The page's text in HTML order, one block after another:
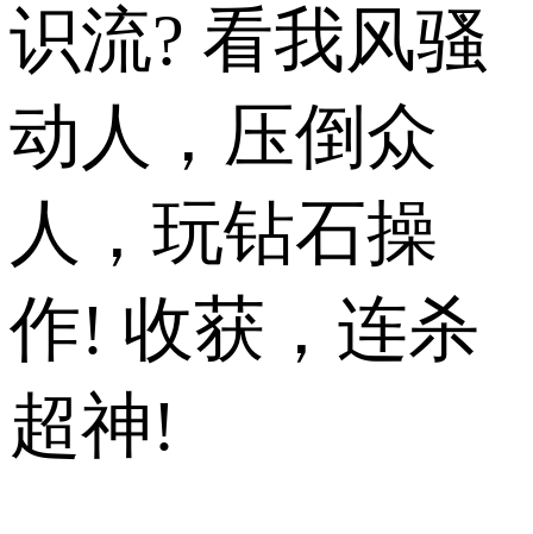
识流? 看我风骚
动人，压倒众
人，玩钻石操
作! 收获，连杀
超神!